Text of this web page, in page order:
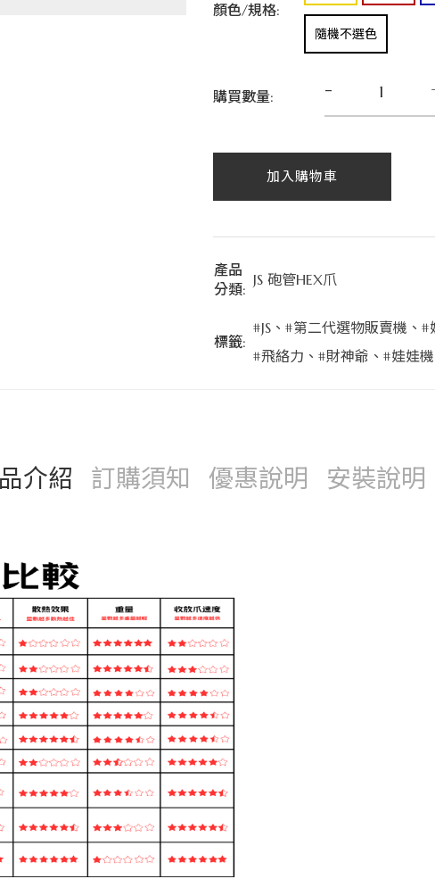
顏色/規格:
隨機不選色
購買數量: -
加入購物車
產品
分類:
JS 砲管HEX爪
標籤:
#JS、 #第二代選物販賣機 、 #
#飛絡力 、 #財神爺 、 #娃娃
介紹 訂購須知 優惠說明 安裝說明